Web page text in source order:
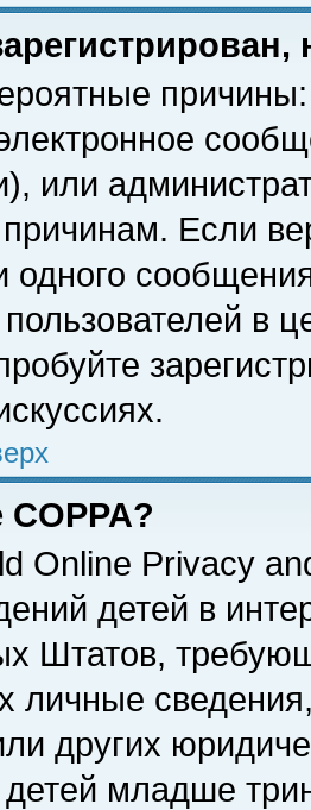
или
Если
одного
в
COPPA?
Online Privacy
детей в
Штатов,
личные
других
детей младше